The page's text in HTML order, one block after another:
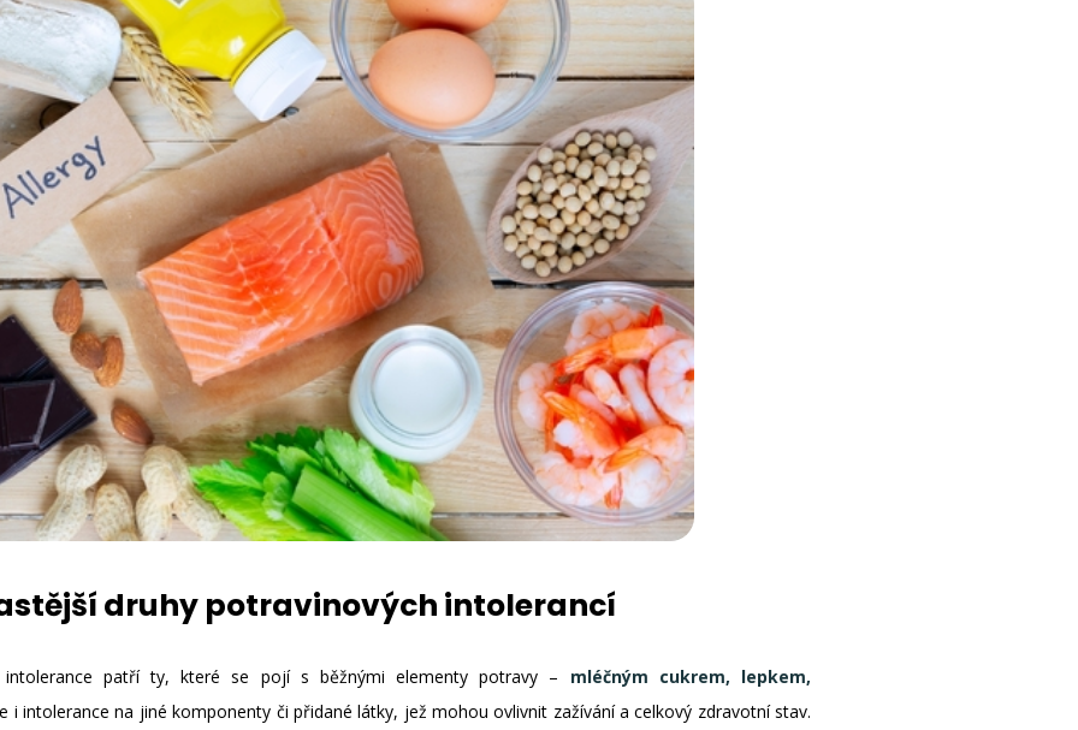
druhy potravinových intolerancí
intolerance patří ty, které se pojí s běžnými elementy potravy – mléčným cukrem, lepkem,
i intolerance na jiné komponenty či přidané látky, jež mohou ovlivnit zažívání a celkový zdravotní stav.